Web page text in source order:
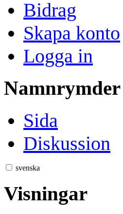
Bidrag
Skapa konto
Logga in
Namnrymder
Sida
Diskussion
svenska
Visningar